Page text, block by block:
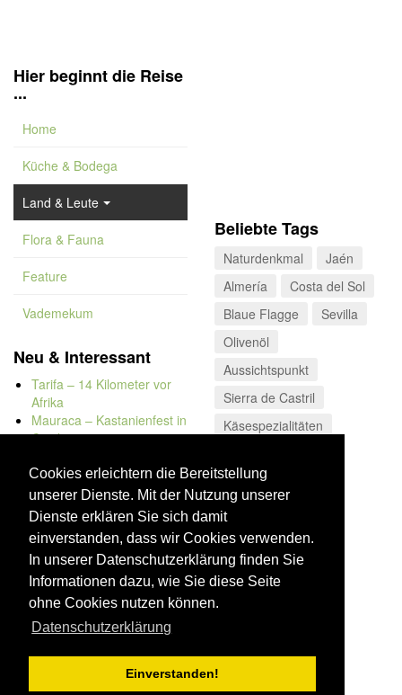
Cookies erleichtern die Bereitstellung
unserer Dienste. Mit der Nutzung unserer
Dienste erklären Sie sich damit
einverstanden, dass wir Cookies verwenden.
In unserer Datenschutzerklärung finden Sie
Informationen dazu, wie Sie diese Seite
ohne Cookies nutzen können.
Datenschutzerklärung
Einverstanden!
Hier beginnt die Reise
...
Home
Küche & Bodega
Land & Leute
Flora & Fauna
Feature
Vademekum
Neu & Interessant
Tarifa – 14 Kilometer vor
Afrika
Mauraca – Kastanienfest in
Capileira
Bolonia
Kap Trafalgar
Düne von Bolonia
Beliebte Tags
Naturdenkmal
Jaén
Almería
Costa del Sol
Blaue Flagge
Sevilla
Olivenöl
Aussichtspunkt
Sierra de Castril
Käsespezialitäten